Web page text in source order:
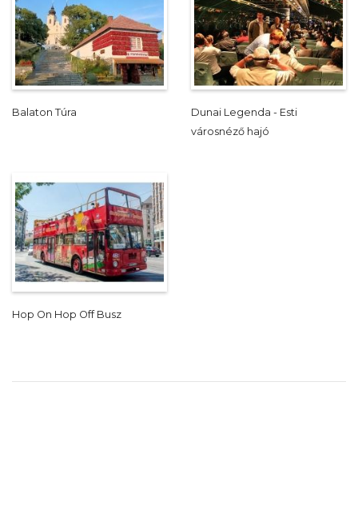
Balaton Túra
Dunai Legenda - Esti
városnéző hajó
Hop On Hop Off Busz